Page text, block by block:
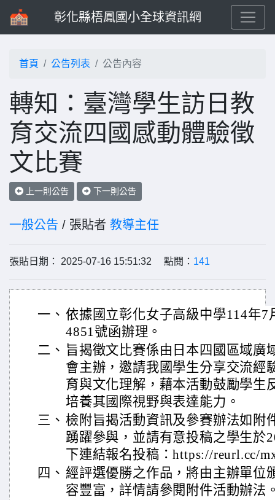
彰化縣梧鳳國小全球資訊網
首頁 公告列表 公告內容
轉知：臺灣學生訪日教
育交流四國感動體驗徵
文比賽
上一則公告 下一則公告
一般公告 / 張貼者 教導主任
張貼日期： 2025-07-16 15:51:32 點閱： 141
一、 依據國立彰化女子高級中學114年7
4851號函辦理。
二、 旨揭徵文比賽係由日本四國區域廣
會主辦，邀請我國學生分享交流經
育與文化理解，藉本活動鼓勵學生
培養其國際視野與表達能力。
三、 檢附旨揭活動資訊及參賽辦法如附
踴躍參與，並請有意投稿之學生於
下連結報名投稿：https://reurl.cc/
四、 經評選優勝之作品，將由主辦單位
容豐富，詳情請參閱附件活動辦法